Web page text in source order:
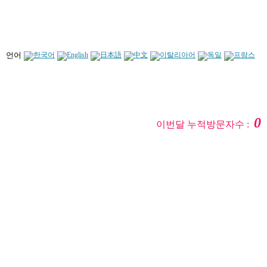
언어
이번달 누적방문자수 :0